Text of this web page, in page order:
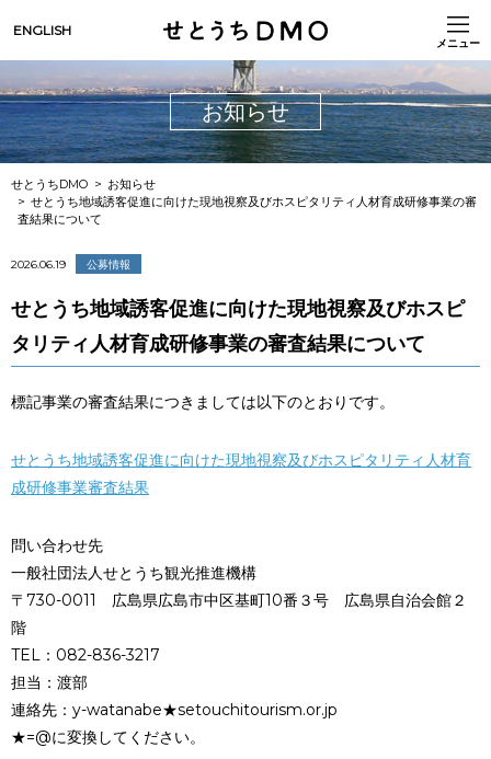
ENGLISH
メニュー
お知らせ
せとうちDMO
お知らせ
せとうち地域誘客促進に向けた現地視察及びホスピタリティ人材育成研修事業の審
査結果について
2026.06.19 公募情報
せとうち地域誘客促進に向けた現地視察及びホスピ
タリティ人材育成研修事業の審査結果について
標記事業の審査結果につきましては以下のとおりです。
せとうち地域誘客促進に向けた現地視察及びホスピタリティ人材育
成研修事業審査結果
問い合わせ先
一般社団法人せとうち観光推進機構
〒730-0011 広島県広島市中区基町10番３号 広島県自治会館２
階
TEL：082-836-3217
担当：渡部
連絡先：y-watanabe★setouchitourism.or.jp
★=@に変換してください。